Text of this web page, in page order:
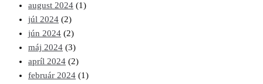
august 2024 (1)
júl 2024 (2)
jún 2024 (2)
máj 2024 (3)
apríl 2024 (2)
február 2024 (1)